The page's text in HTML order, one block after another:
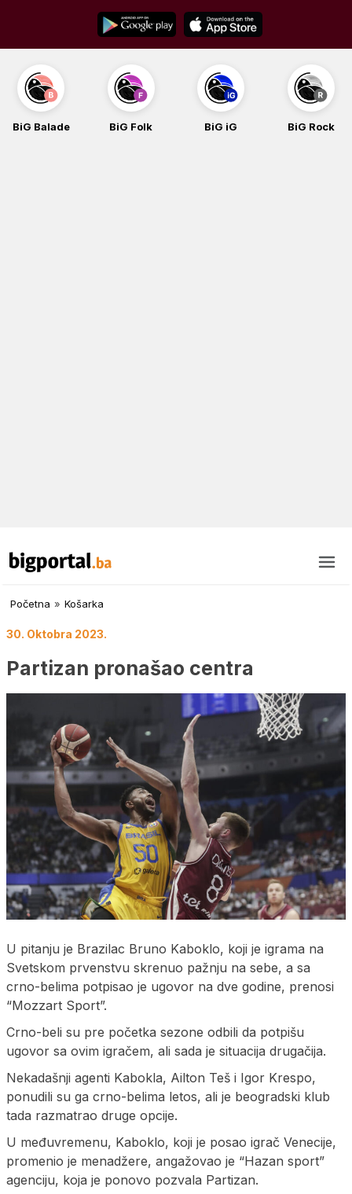
content
BiG Balade BiG Folk BiG iG BiG Rock
Početna » Košarka
30. Oktobra 2023.
Partizan pronašao centra
U pitanju je Brazilac Bruno Kaboklo, koji je igrama na
Svetskom prvenstvu skrenuo pažnju na sebe, a sa
crno-belima potpisao je ugovor na dve godine, prenosi
“Mozzart Sport”.
Crno-beli su pre početka sezone odbili da potpišu
ugovor sa ovim igračem, ali sada je situacija drugačija.
Nekadašnji agenti Kabokla, Ailton Teš i Igor Krespo,
ponudili su ga crno-belima letos, ali je beogradski klub
tada razmatrao druge opcije.
U međuvremenu, Kaboklo, koji je posao igrač Venecije,
promenio je menadžere, angažovao je “Hazan sport”
agenciju, koja je ponovo pozvala Partizan.